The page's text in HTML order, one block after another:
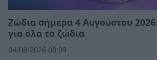
Ζώδια σήμερα 4 Αυγούστου
για όλα τα ζώδια
04/08/2026 08:09